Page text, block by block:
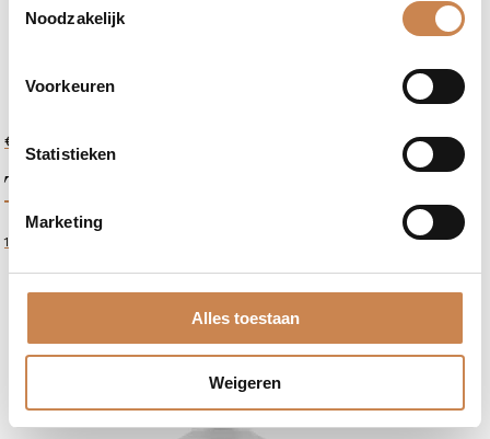
Noodzakelijk
Voorkeuren
Statistieken
Marketing
Alles toestaan
Weigeren
€
Toning Lotion
160ml